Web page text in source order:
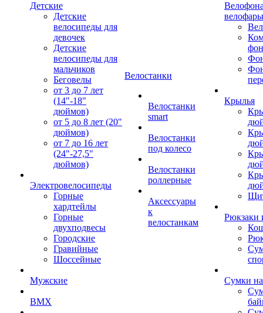
Детские
Детские
велосипеды для
девочек
Детские
велосипеды для
мальчиков
Беговелы
от 3 до 7 лет
(14"-18"
дюймов)
от 5 до 8 лет (20"
дюймов)
от 7 до 16 лет
(24"-27,5"
дюймов)
Электровелосипеды
Горные
хардтейлы
Горные
двухподвесы
Городские
Гравийные
Шоссейные
Мужские
BMX
Велостанки
Велостанки
smart
Велостанки
под колесо
Велостанки
роллерные
Аксессуары
к
велостанкам
велофары
Крылья
Рюкзаки
Сумки